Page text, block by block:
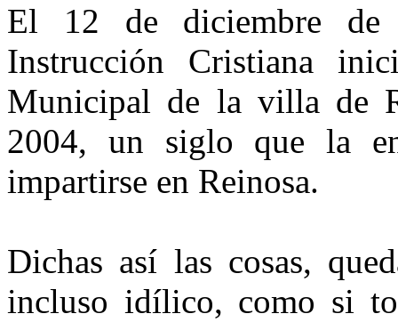
El 12 de diciembre de
Instrucción Cristiana
Municipal de la villa de
2004, un siglo que la
impartirse en Reinosa.
Dichas así las cosas,
incluso idílico, como si